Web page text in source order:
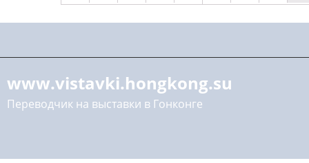
www.vistavki.hongkong.su
Переводчик на выставки в Гонконге